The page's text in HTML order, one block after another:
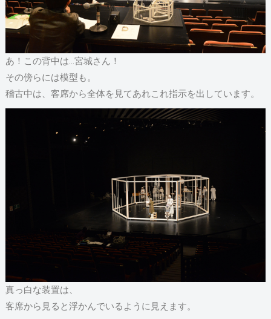
あ！この背中は…宮城さん！
その傍らには模型も。
稽古中は、客席から全体を見てあれこれ指示を出しています。
真っ白な装置は、
客席から見ると浮かんでいるように見えます。